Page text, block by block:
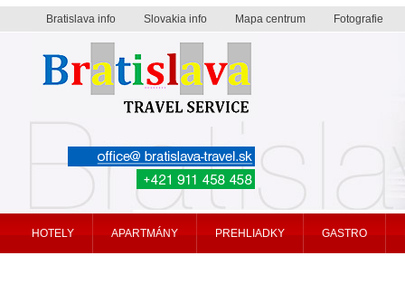
Bratislava travel service
HOTELY APARTMÁNY PREHLIADKY GASTRO
Bratislava info Slovakia info Mapa centrum Fotografie